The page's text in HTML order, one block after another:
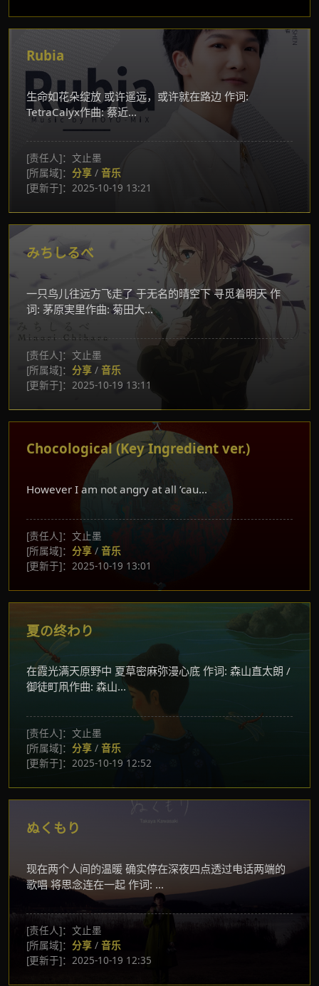
Rubia
生命如花朵绽放 或许遥远，或许就在路边 作词:
TetraCalyx作曲: 蔡近...
[责任人]：文止墨
[所属域]： 分享 / 音乐
[更新于]：2025-10-19 13:21
みちしるべ
一只鸟儿往远方飞走了 于无名的晴空下 寻觅着明天 作
词: 茅原実里作曲: 菊田大...
[责任人]：文止墨
[所属域]： 分享 / 音乐
[更新于]：2025-10-19 13:11
Chocological (Key Ingredient ver.)
However I am not angry at all ’cau...
[责任人]：文止墨
[所属域]： 分享 / 音乐
[更新于]：2025-10-19 13:01
夏の终わり
在霞光满天原野中 夏草密麻弥漫心底 作词: 森山直太朗 /
御徒町凧作曲: 森山...
[责任人]：文止墨
[所属域]： 分享 / 音乐
[更新于]：2025-10-19 12:52
ぬくもり
现在两个人间的温暖 确实停在深夜四点透过电话两端的
歌唱 将思念连在一起 作词: ...
[责任人]：文止墨
[所属域]： 分享 / 音乐
[更新于]：2025-10-19 12:35